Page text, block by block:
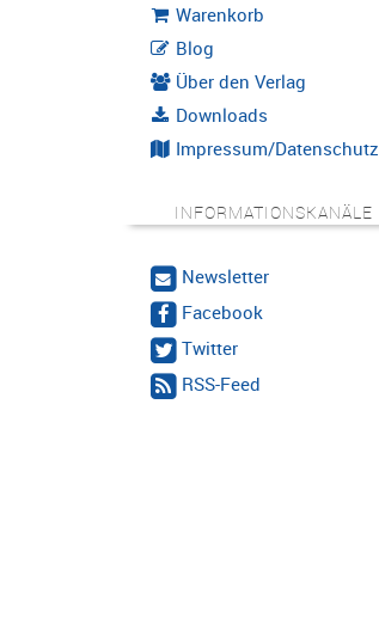
Warenkorb
Blog
Über den Verlag
Downloads
Impressum/Datenschutz
INFORMATIONSKANÄLE
Newsletter
Facebook
Twitter
RSS-Feed